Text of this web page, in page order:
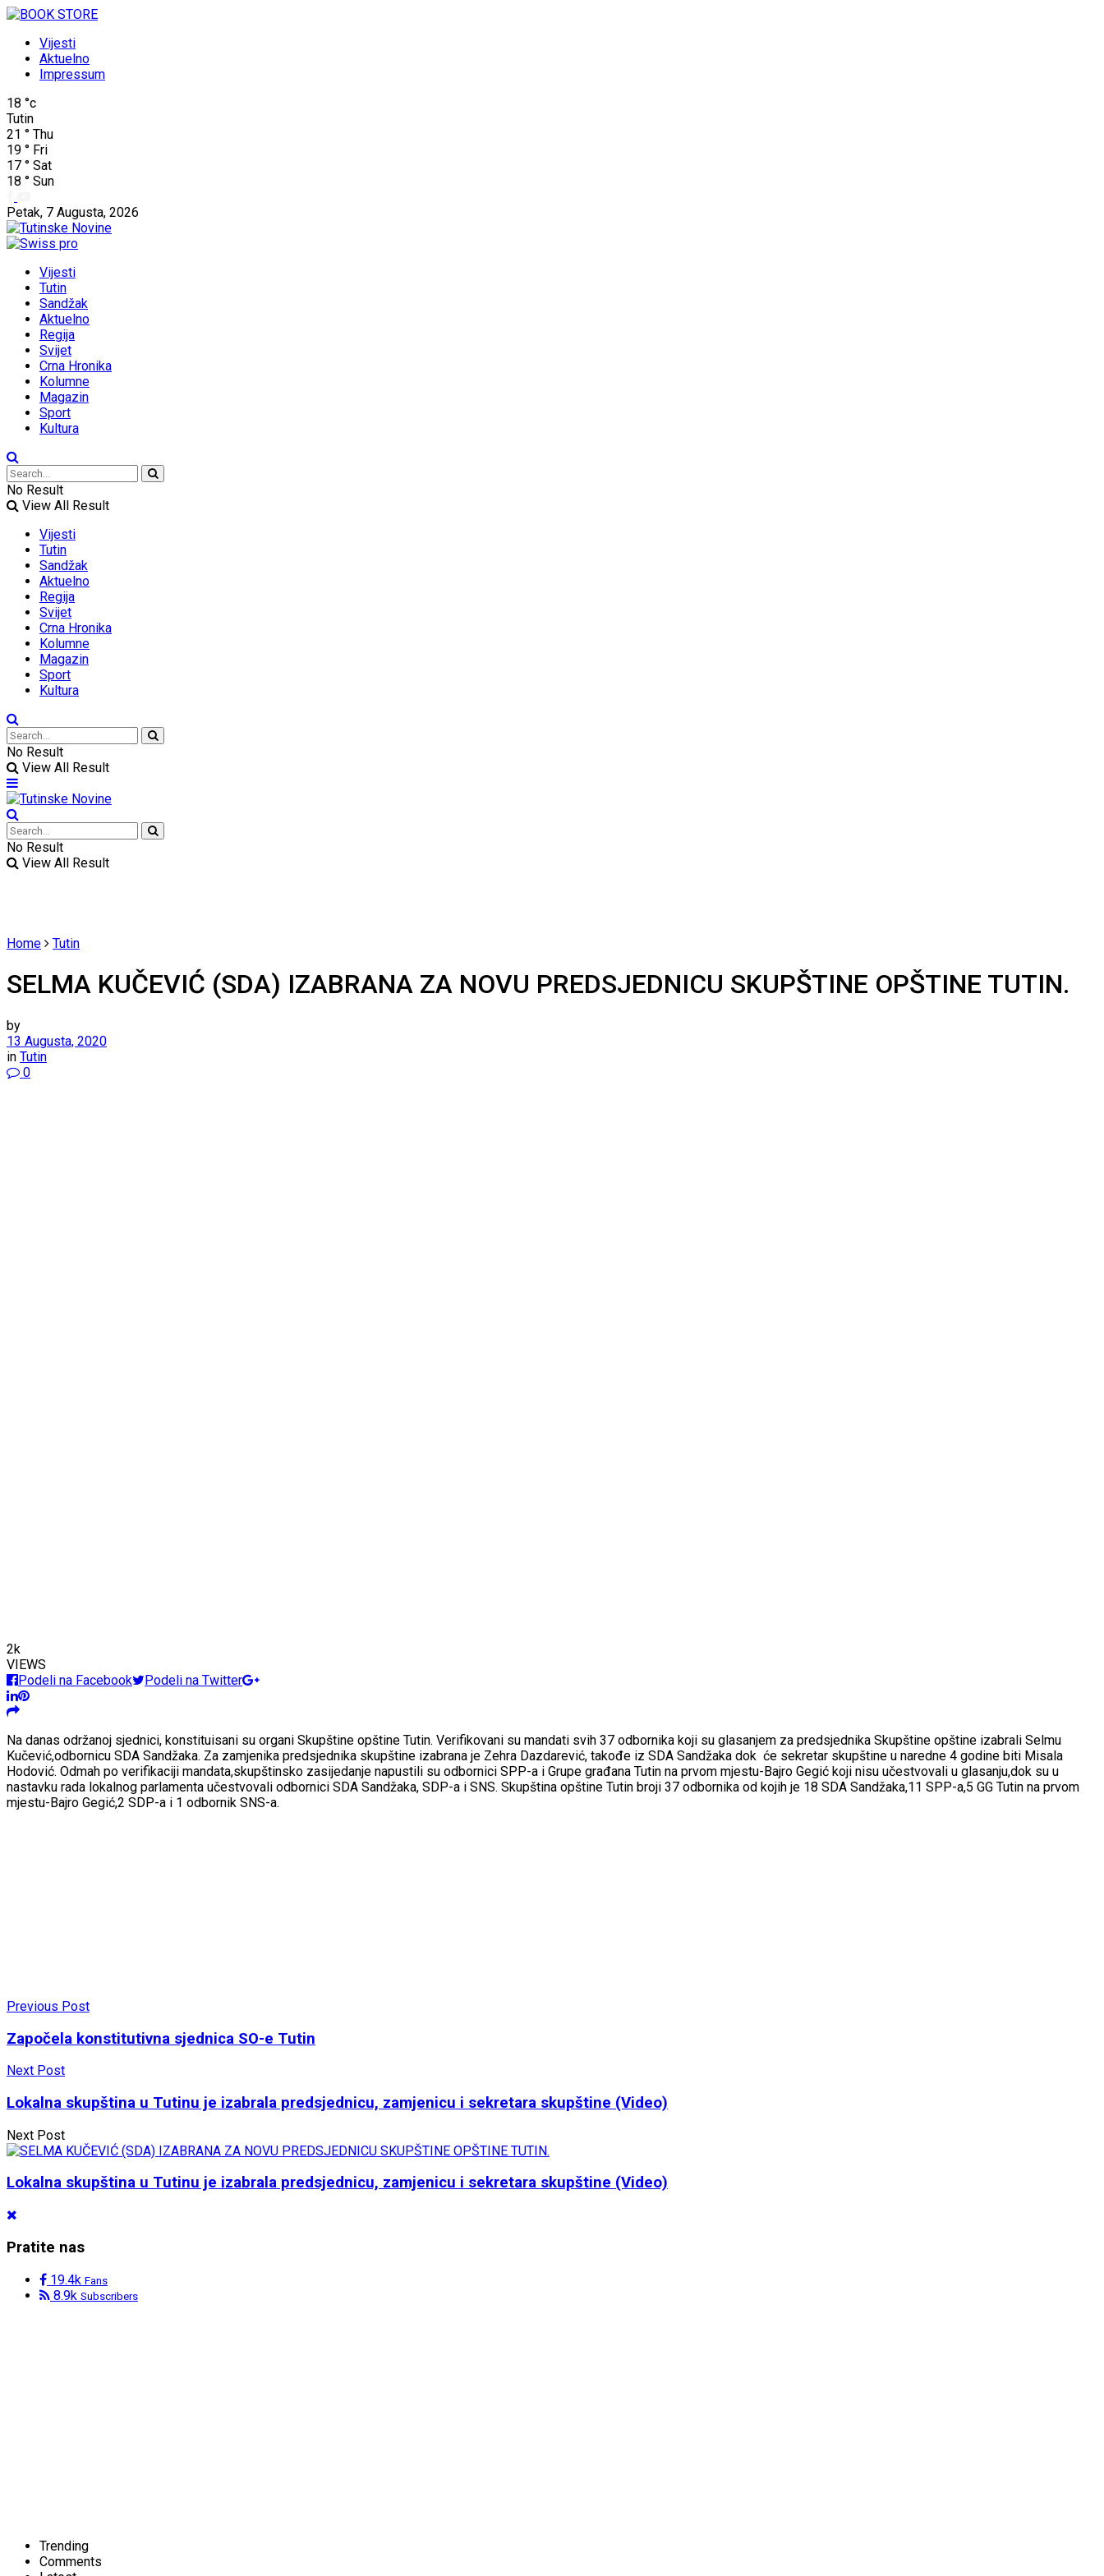
Vijesti
Aktuelno
Impressum
18 °c
Tutin
21 ° Thu
19 ° Fri
17 ° Sat
18 ° Sun
Petak, 7 Augusta, 2026
Vijesti
Tutin
Sandžak
Aktuelno
Regija
Svijet
Crna Hronika
Kolumne
Magazin
Sport
Kultura
No Result
View All Result
Vijesti
Tutin
Sandžak
Aktuelno
Regija
Svijet
Crna Hronika
Kolumne
Magazin
Sport
Kultura
No Result
View All Result
No Result
View All Result
Home Tutin
SELMA KUČEVIĆ (SDA) IZABRANA ZA NOVU PREDSJEDNICU SKUPŠTINE OPŠTINE TUTIN.
by
13 Augusta, 2020
in Tutin
0
2k
VIEWS
Podeli na Facebook
Podeli na Twitter
Na danas održanoj sjednici, konstituisani su organi Skupštine opštine Tutin. Verifikovani su mandati svih 37 odbornika koji su glasanjem za predsjednika Skupštine opštine izabrali Selmu
Kučević,odbornicu SDA Sandžaka. Za zamjenika predsjednika skupštine izabrana je Zehra Dazdarević, takođe iz SDA Sandžaka dok će sekretar skupštine u naredne 4 godine biti Misala
Hodović. Odmah po verifikaciji mandata,skupštinsko zasijedanje napustili su odbornici SPP-a i Grupe građana Tutin na prvom mjestu-Bajro Gegić koji nisu učestvovali u glasanju,dok su u
nastavku rada lokalnog parlamenta učestvovali odbornici SDA Sandžaka, SDP-a i SNS. Skupština opštine Tutin broji 37 odbornika od kojih je 18 SDA Sandžaka,11 SPP-a,5 GG Tutin na prvom
mjestu-Bajro Gegić,2 SDP-a i 1 odbornik SNS-a.
Previous Post
Započela konstitutivna sjednica SO-e Tutin
Next Post
Lokalna skupština u Tutinu je izabrala predsjednicu, zamjenicu i sekretara skupštine (Video)
Next Post
Lokalna skupština u Tutinu je izabrala predsjednicu, zamjenicu i sekretara skupštine (Video)
Pratite nas
19.4k Fans
8.9k Subscribers
Trending
Comments